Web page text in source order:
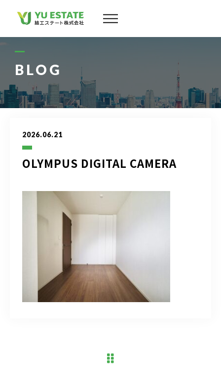
BLOG
2026.06.21
OLYMPUS DIGITAL CAMERA
物件情報
お客様の声
よくある質問
03-6909-2648
お問い合わせはこちら